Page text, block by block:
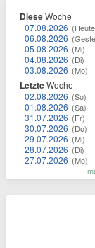
DieseWoche
07.08.2026
06.08.2026
05.08.2026 (Mi)
04.08.2026 (Di)
03.08.2026 (Mo)
LetzteWoche
02.08.2026 (So)
01.08.2026 (Sa)
31.07.2026 (Fr)
30.07.2026 (Do)
29.07.2026 (Mi)
28.07.2026 (Di)
27.07.2026 (Mo)